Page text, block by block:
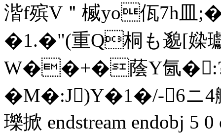
湝f殡V＂楲yo佤7h
�1.�"(重Q桐も邈[媣
W��+�蔭Y氤
�M�:J)Y�1�/-6ニ4
瓅掀 endstream endobj 5